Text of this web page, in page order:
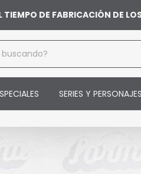
TIEMPO DE FABRICACIÓN DE
SERIES Y PERSONAJES